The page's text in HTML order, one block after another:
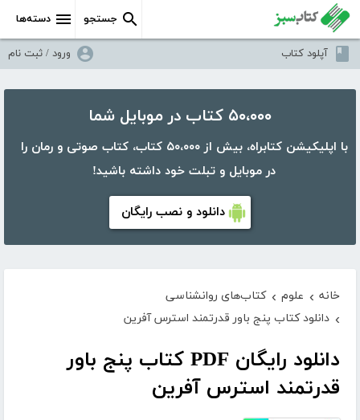
دسته‌ها جستجو
آپلود کتاب ورود / ثبت نام
۵۰،۰۰۰ کتاب در موبایل شما
با اپلیکیشن کتابراه، بیش از ۵۰،۰۰۰ کتاب، کتاب صوتی و رمان را
در موبایل و تبلت خود داشته باشید!
دانلود و نصب رایگان
خانه › علوم › کتاب‌های روانشناسی
› دانلود کتاب پنج باور قدرتمند استرس آفرین
دانلود رایگان PDF کتاب پنج باور
قدرتمند استرس آفرین